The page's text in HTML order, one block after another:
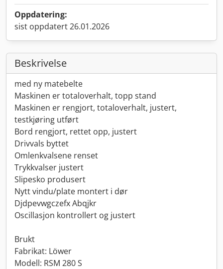
Oppdatering:
sist oppdatert 26.01.2026
Beskrivelse
med ny matebelte
Maskinen er totaloverhalt, topp stand
Maskinen er rengjort, totaloverhalt, justert,
testkjøring utført
Bord rengjort, rettet opp, justert
Drivvals byttet
Omlenkvalsene renset
Trykkvalser justert
Slipesko produsert
Nytt vindu/plate montert i dør
Djdpevwgczefx Abqjkr
Oscillasjon kontrollert og justert
Brukt
Fabrikat: Löwer
Modell: RSM 280 S